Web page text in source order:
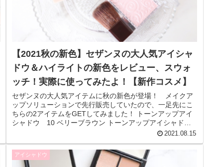
【2021秋の新色】セザンヌの大人気アイシャ
ドウ＆ハイライトの新色をレビュー、スウォ
ッチ！実際に使ってみたよ！【新作コスメ】
セザンヌの大人気アイテムに秋の新色が登場！ メイクア
ップソリューションで先行販売していたので、一足先にこ
ちらの2アイテムをGETしてみました！ トーンアップアイ
シャドウ 10 ベリーブラウン トーンアップアイシャド
2021.08.15
アイシャドウ